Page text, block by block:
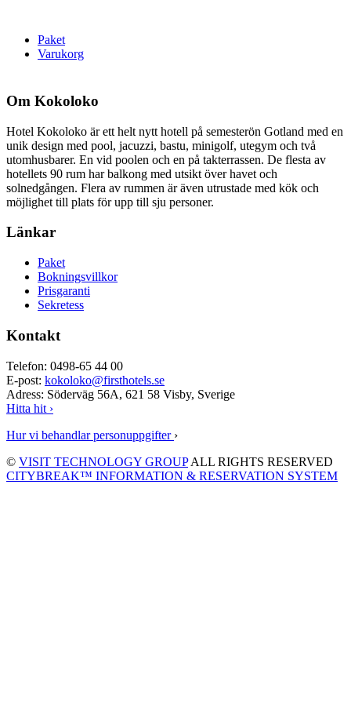
Paket
Varukorg
Om Kokoloko
Hotel Kokoloko är ett helt nytt hotell på semesterön Gotland med en
unik design med pool, jacuzzi, bastu, minigolf, utegym och två
utomhusbarer. En vid poolen och en på takterrassen. De flesta av
hotellets 90 rum har balkong med utsikt över havet och
solnedgången. Flera av rummen är även utrustade med kök och
möjlighet till plats för upp till sju personer.
Länkar
Paket
Bokningsvillkor
Prisgaranti
Sekretess
Kontakt
Telefon: 0498-65 44 00
E-post: kokoloko@firsthotels.se
Adress: Söderväg 56A, 621 58 Visby, Sverige
Hitta hit ›
Hur vi behandlar personuppgifter ›
© VISIT TECHNOLOGY GROUPALL RIGHTS RESERVED
CITYBREAK™ INFORMATION & RESERVATION SYSTEM